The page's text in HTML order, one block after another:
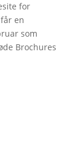
for
en
som
Brochures